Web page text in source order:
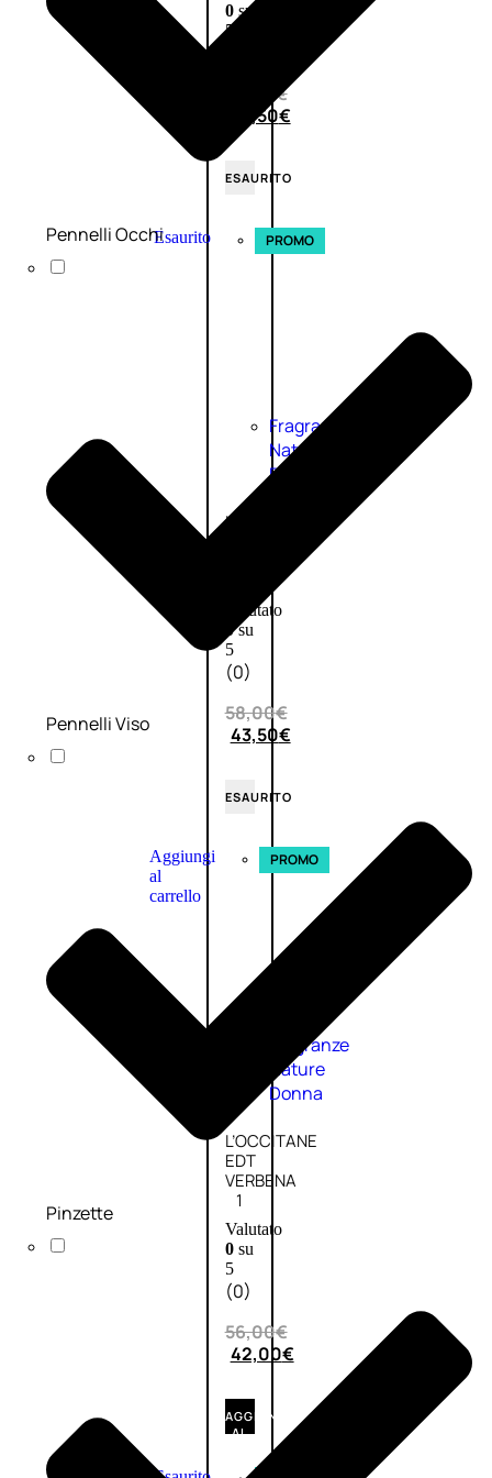
0su
5
58,00€
43,50€
ESAURITO
Esaurito PROMO
Fragranze
Nature
Donna
L’OCCITANE
Valutato
0su
5
(0)
58,00€
43,50€
ESAURITO
Aggiungi
al
carrello
PROMO
Fragranze
Nature
Donna
L’OCCITANE
EDT
VERBENA
1
Valutato
0su
5
(0)
56,00€
42,00€
AGGIUNGI
AL
CARRELLO
Pennelli Occhi
Pennelli Viso
Pinzette